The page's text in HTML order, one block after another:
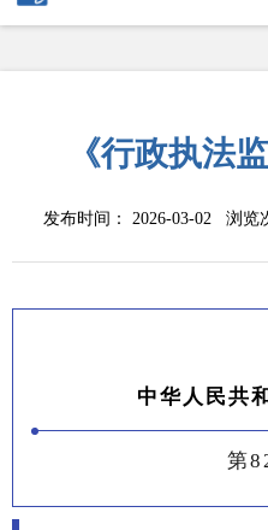
《行政执法
发布时间： 2026-03-02 浏览
中华人民共
第